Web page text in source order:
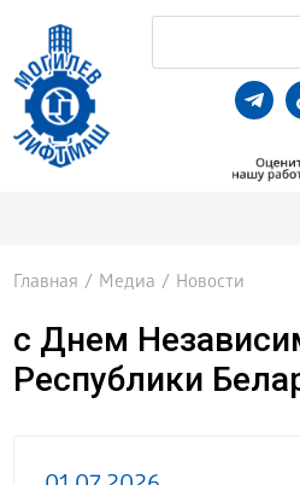
Главная / Медиа / Новости
с Днем
Республики